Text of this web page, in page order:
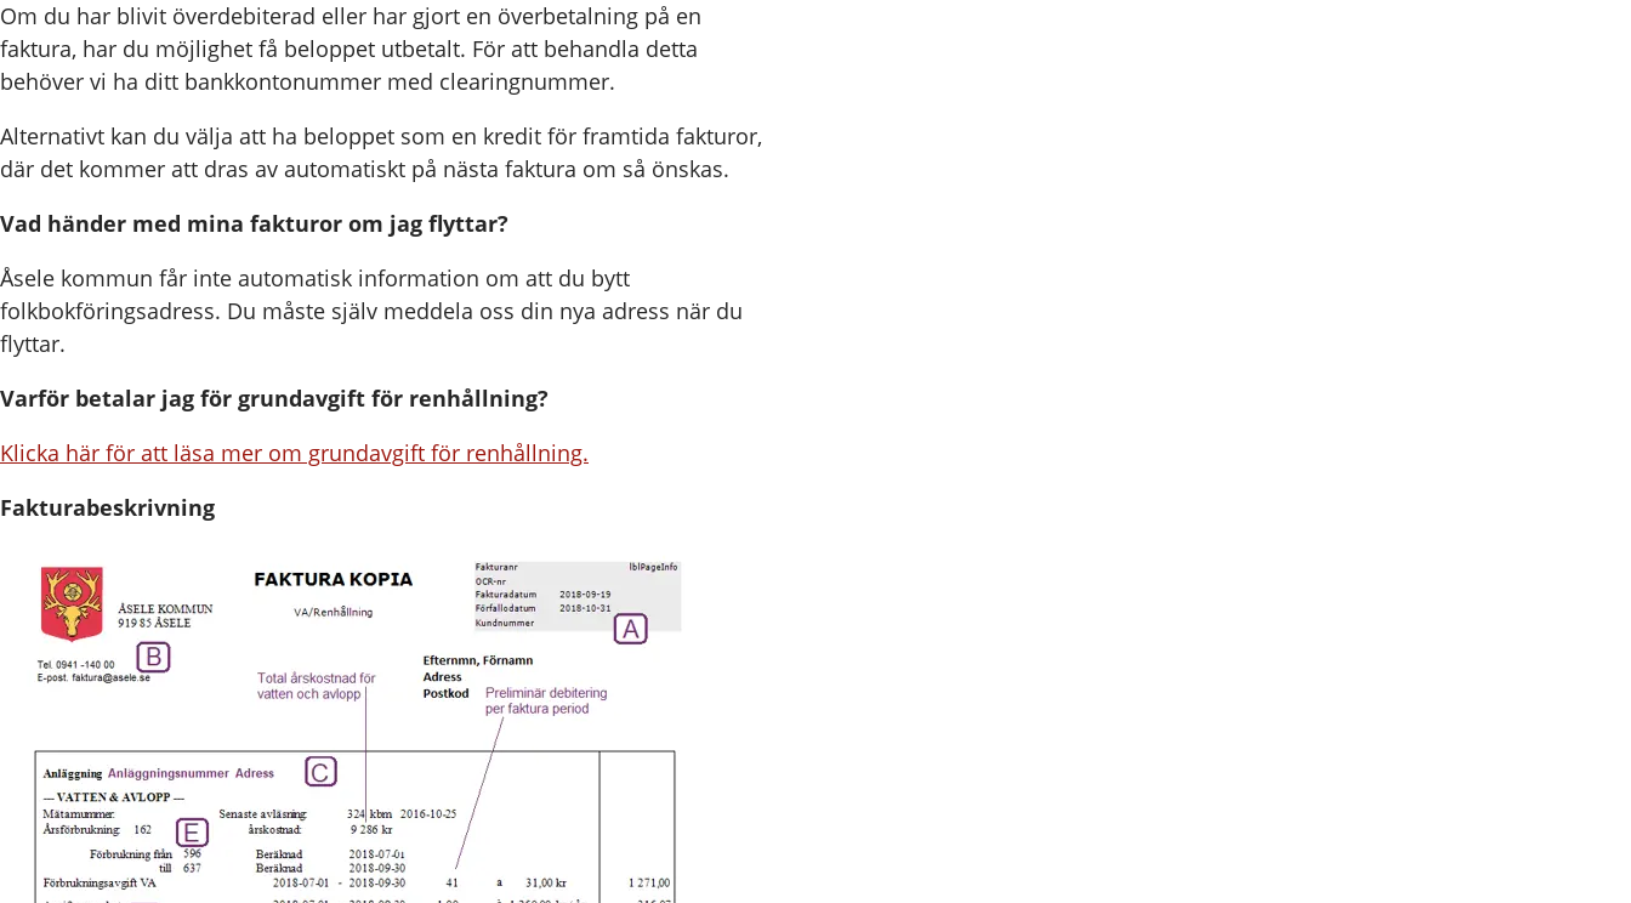
Om du har blivit överdebiterad eller har gjort en överbetalning på en
faktura, har du möjlighet få beloppet utbetalt. För att behandla detta
behöver vi ha ditt bankkontonummer med clearingnummer.
Alternativt kan du välja att ha beloppet som en kredit för framtida fakturor,
där det kommer att dras av automatiskt på nästa faktura om så önskas.
Vad händer med mina fakturor om jag flyttar?
Åsele kommun får inte automatisk information om att du bytt
folkbokföringsadress. Du måste själv meddela oss din nya adress när du
flyttar.
Varför betalar jag för grundavgift för renhållning?
Klicka här för att läsa mer om grundavgift för renhållning.
Fakturabeskrivning